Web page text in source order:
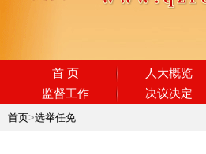
首 页 人大概览
监督工作
决议决定
首页>选举任免